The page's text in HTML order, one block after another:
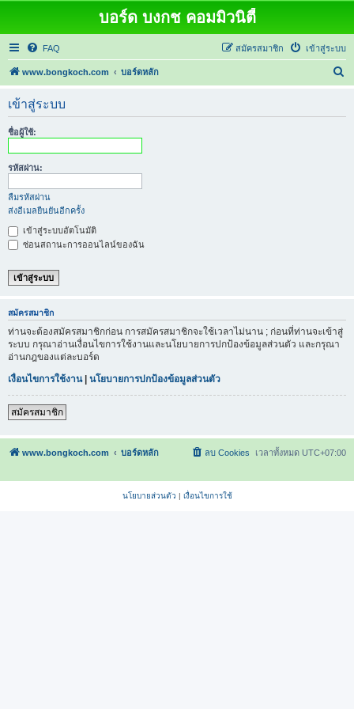
บอร์ด บงกช คอมมิวนิตี้
FAQ เข้าสู่ระบบ
สมัครสมาชิก
www.bongkoch.com บอร์ดหลัก
เข้าสู่ระบบ
ชื่อผู้ใช้:
รหัสผ่าน:
ลืมรหัสผ่าน
ส่งอีเมลยืนยันอีกครั้ง
เข้าสู่ระบบอัตโนมัติ
ซ่อนสถานะการออนไลน์ของฉัน
สมัครสมาชิก
ท่านจะต้องสมัครสมาชิกก่อน การสมัครสมาชิกจะใช้เวลาไม่นาน ; ก่อนที่ท่านจะเข้าสู่
ระบบ กรุณาอ่านเงื่อนไขการใช้งานและนโยบายการปกป้องข้อมูลส่วนตัว และกรุณา
อ่านกฎของแต่ละบอร์ด
เงื่อนไขการใช้งาน| นโยบายการปกป้องข้อมูลส่วนตัว
สมัครสมาชิก
www.bongkoch.com บอร์ดหลัก เวลาทั้งหมด UTC+07:00
ลบ Cookies
นโยบายส่วนตัว | เงื่อนไขการใช้